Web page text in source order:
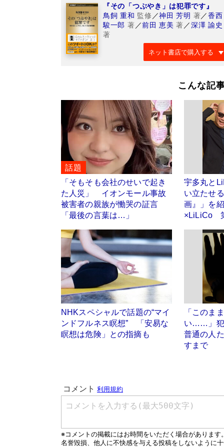
『その「つぶやき」は犯罪です』
鳥飼 重和 監修 ／神田 芳明 著 ／香西
駿一郎 著 ／前田 恵美 著 ／深澤 諭史
著
ネット書店で購入する
こんな記
話題
「そもそも会社のせいで起き
た人災」 イオンモール事故
被害者の親族が慟哭の証言
「最後の言葉は…」
宇多丸と
い立たせ
画』」を
×LiLiCo
NHKスペシャルで話題の“マイ
ンドフルネス瞑想” 「安易な
瞑想は危険」との指摘も
「このま
い……」犯
普通の人
すまで